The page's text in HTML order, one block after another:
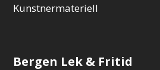
Kunstnermateriell
Bergen Lek & Fritid